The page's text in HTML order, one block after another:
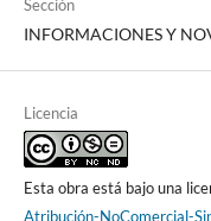
Sección
INFORMACIONES Y
Licencia
Esta obra está bajo una
Atribución-NoComercial-